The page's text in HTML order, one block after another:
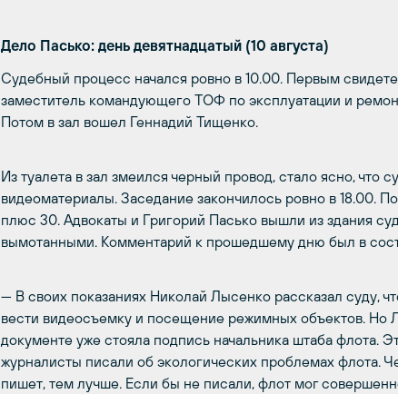
Дело Пасько: день девятнадцатый (10 августа)
Судебный процесс начался ровно в 10.00. Первым
заместитель командующего ТОФ по эксплуатации и
Потом в зал вошел Геннадий Тищенко.
Из туалета в зал змеился черный провод, стало ясно, что
видеоматериалы. Заседание закончилось ровно в 18.00.
плюс 30. Адвокаты и Григорий Пасько вышли из здания
вымотанными. Комментарий к прошедшему дню был в
— В своих показаниях Николай Лысенко рассказал суду,
вести видеосъемку и посещение режимных объектов. Но
документе уже стояла подпись начальника штаба флота.
журналисты писали об экологических проблемах флота.
пишет, тем лучше. Если бы не писали, флот мог